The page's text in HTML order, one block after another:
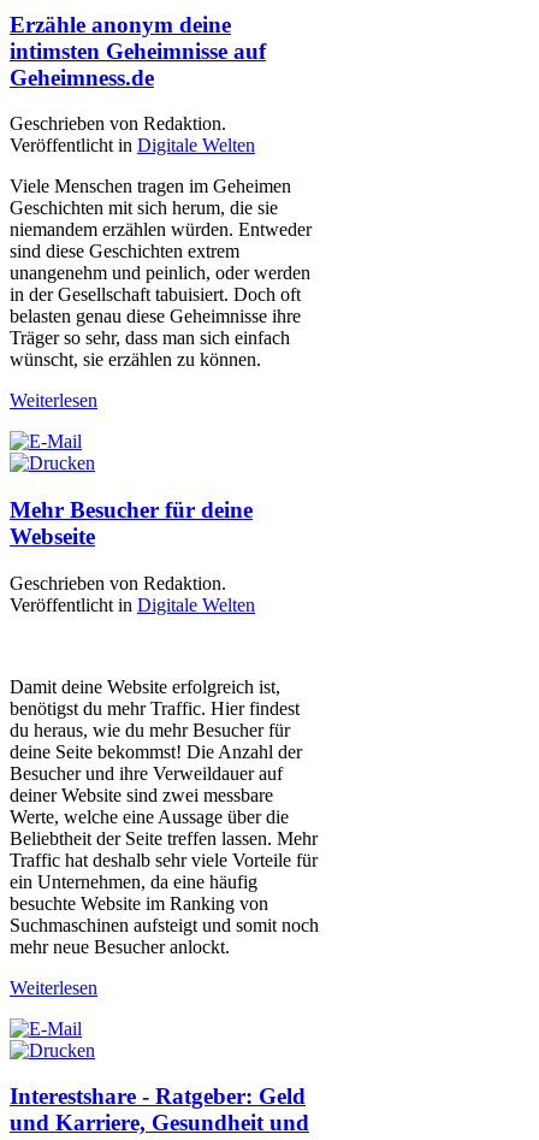
Erzähle anonym deine
intimsten Geheimnisse auf
Geheimness.de
Geschrieben von Redaktion.
Veröffentlicht in Digitale Welten
Viele Menschen tragen im Geheimen
Geschichten mit sich herum, die sie
niemandem erzählen würden. Entweder
sind diese Geschichten extrem
unangenehm und peinlich, oder werden
in der Gesellschaft tabuisiert. Doch oft
belasten genau diese Geheimnisse ihre
Träger so sehr, dass man sich einfach
wünscht, sie erzählen zu können.
Weiterlesen
Mehr Besucher für deine
Webseite
Geschrieben von Redaktion.
Veröffentlicht in Digitale Welten
Damit deine Website erfolgreich ist,
benötigst du mehr Traffic. Hier findest
du heraus, wie du mehr Besucher für
deine Seite bekommst! Die Anzahl der
Besucher und ihre Verweildauer auf
deiner Website sind zwei messbare
Werte, welche eine Aussage über die
Beliebtheit der Seite treffen lassen. Mehr
Traffic hat deshalb sehr viele Vorteile für
ein Unternehmen, da eine häufig
besuchte Website im Ranking von
Suchmaschinen aufsteigt und somit noch
mehr neue Besucher anlockt.
Weiterlesen
Interestshare - Ratgeber: Geld
und Karriere, Gesundheit und